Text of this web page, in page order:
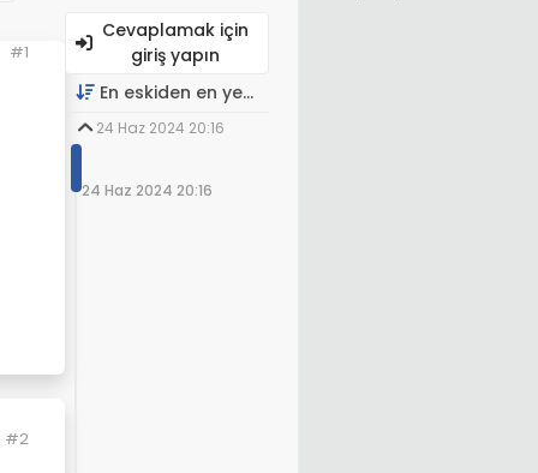
#1
#2
Cevaplamak için
giriş yapın
En eskiden en yeniye
24 Haz 2024 20:16
24 Haz 2024 20:16